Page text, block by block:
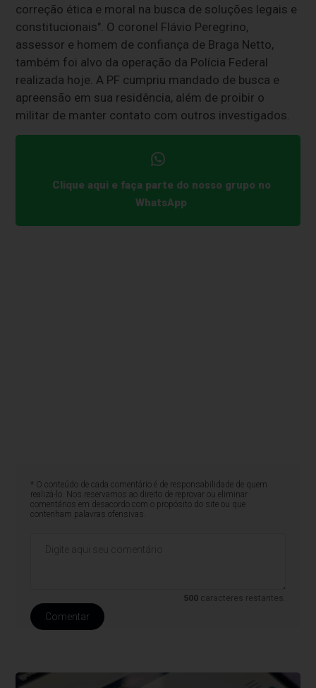
correção ética e moral na busca de soluções legais e
constitucionais". O coronel Flávio Peregrino,
assessor e homem de confiança de Braga Netto,
também foi alvo da operação da Polícia Federal
realizada hoje. A PF cumpriu mandado de busca e
apreensão em sua residência, além de proibir o
militar de manter contato com outros investigados.
Clique aqui e faça parte do nosso grupo no
WhatsApp
* O conteúdo de cada comentário é de responsabilidade de quem
realizá-lo. Nos reservamos ao direito de reprovar ou eliminar
comentários em desacordo com o propósito do site ou que
contenham palavras ofensivas.
500 caracteres restantes.
Comentar